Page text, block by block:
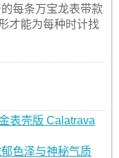
每条万宝龙表带款
才能为每种时计找
表壳版 Calatrava
色泽与神秘气质